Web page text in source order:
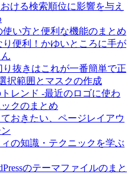
ける検索順位に影響を与え
使い方と便利な機能のまとめ
り便利！かゆいところに手が
り抜きはこれが一番簡単で正
択範囲とマスクの作成
レンド -最近のロゴに使わ
クのまとめ
おきたい、ページレイアウ
の知識・テクニックを学ぶ
のテーマファイルのまと